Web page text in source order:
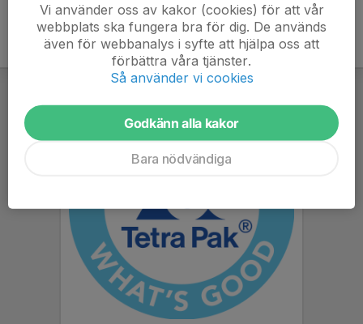
Vi använder oss av kakor (cookies) för att vår
webbplats ska fungera bra för dig. De används
även för webbanalys i syfte att hjälpa oss att
förbättra våra tjänster.
Så använder vi cookies
Godkänn alla kakor
Bara nödvändiga